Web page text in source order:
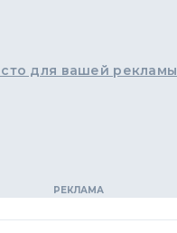
для вашей рекламы